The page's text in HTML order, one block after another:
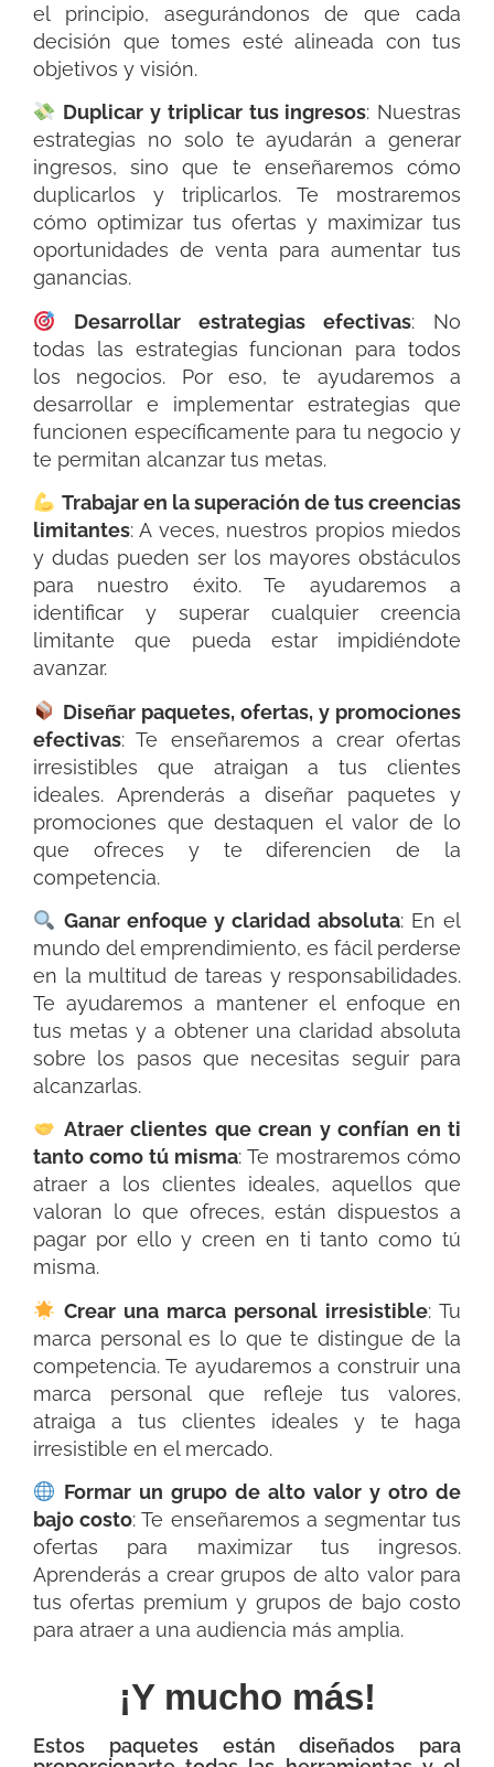
el principio, asegurándonos de que cada
decisión que tomes esté alineada con tus
objetivos y visión.
Duplicar y triplicar tus ingresos: Nuestras
estrategias no solo te ayudarán a generar
ingresos, sino que te enseñaremos cómo
duplicarlos y triplicarlos. Te mostraremos
cómo optimizar tus ofertas y maximizar tus
oportunidades de venta para aumentar tus
ganancias.
Desarrollar estrategias efectivas: No
todas las estrategias funcionan para todos
los negocios. Por eso, te ayudaremos a
desarrollar e implementar estrategias que
funcionen específicamente para tu negocio y
te permitan alcanzar tus metas.
Trabajar en la superación de tus creencias
limitantes: A veces, nuestros propios miedos
y dudas pueden ser los mayores obstáculos
para nuestro éxito. Te ayudaremos a
identificar y superar cualquier creencia
limitante que pueda estar impidiéndote
avanzar.
Diseñar paquetes, ofertas, y promociones
efectivas: Te enseñaremos a crear ofertas
irresistibles que atraigan a tus clientes
ideales. Aprenderás a diseñar paquetes y
promociones que destaquen el valor de lo
que ofreces y te diferencien de la
competencia.
Ganar enfoque y claridad absoluta: En el
mundo del emprendimiento, es fácil perderse
en la multitud de tareas y responsabilidades.
Te ayudaremos a mantener el enfoque en
tus metas y a obtener una claridad absoluta
sobre los pasos que necesitas seguir para
alcanzarlas.
Atraer clientes que crean y confían en ti
tanto como tú misma: Te mostraremos cómo
atraer a los clientes ideales, aquellos que
valoran lo que ofreces, están dispuestos a
pagar por ello y creen en ti tanto como tú
misma.
Crear una marca personal irresistible: Tu
marca personal es lo que te distingue de la
competencia. Te ayudaremos a construir una
marca personal que refleje tus valores,
atraiga a tus clientes ideales y te haga
irresistible en el mercado.
Formar un grupo de alto valor y otro de
bajo costo: Te enseñaremos a segmentar tus
ofertas para maximizar tus ingresos.
Aprenderás a crear grupos de alto valor para
tus ofertas premium y grupos de bajo costo
para atraer a una audiencia más amplia.
¡Y mucho más!
Estos paquetes están diseñados para